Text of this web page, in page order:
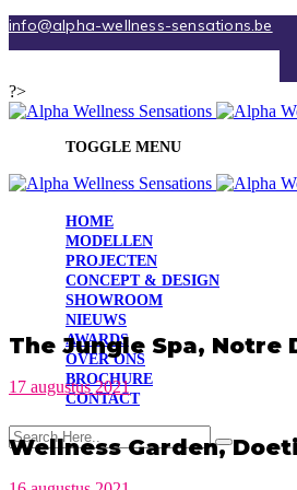
info@alpha-wellness-sensations.be
?>
TOGGLE MENU
HOME
MODELLEN
PROJECTEN
CONCEPT & DESIGN
SHOWROOM
NIEUWS
AWARDS
OVER ONS
BROCHURE
CONTACT
The Jungle Spa, Notre
17 augustus 2021
Wellness Garden,